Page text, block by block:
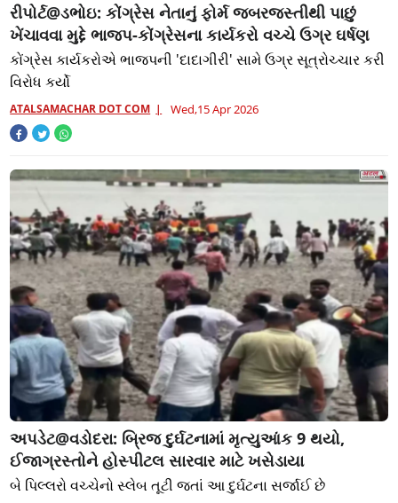
રીપોર્ટ@ડભોઇ: કોંગ્રેસ નેતાનું ફોર્મ જબરજસ્તીથી પાછું
ખેંચાવવા મુદ્દે ભાજપ-કોંગ્રેસના કાર્યકરો વચ્ચે ઉગ્ર ઘર્ષણ
કોંગ્રેસ કાર્યકરોએ ભાજપની 'દાદાગીરી' સામે ઉગ્ર સૂત્રોચ્ચાર કરી
વિરોધ કર્યો
ATALSAMACHAR DOT COM Wed,15 Apr 2026
અપડેટ@વડોદરા: બ્રિજ દુર્ઘટનામાં મૃત્યુઆંક 9 થયો,
ઈજાગ્રસ્તોને હોસ્પીટલ સારવાર માટે ખસેડાયા
બે પિલ્લરો વચ્ચેનો સ્લેબ તૂટી જતાં આ દુર્ઘટના સર્જાઈ છે